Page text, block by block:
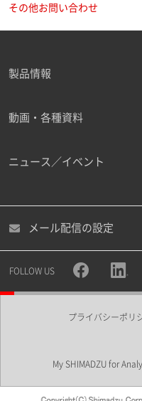
ご勤務先
職種
所属部署
その他お問い合わせ
製品情報
動画・各種資料
ニュース／イベント
メール配信の設定
FOLLOW US
プライバシーポリ
My SHIMADZU for